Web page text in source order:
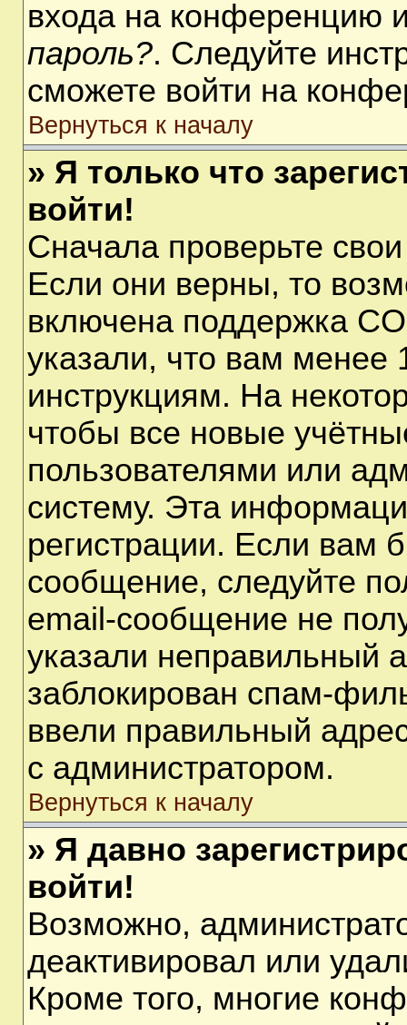
входа на конференцию
пароль?. Следуйте
сможете войти на
Вернуться к началу
» Я только что
войти!
Сначала проверьте
Если они верны, то
включена поддержка
указали, что вам менее
инструкциям. На
чтобы все новые
пользователями или
систему. Эта
регистрации. Если вам
сообщение, следуйте
email-сообщение не
указали неправильный
заблокирован спам-
ввели правильный
с администратором.
Вернуться к началу
» Я давно
войти!
Возможно,
деактивировал или
Кроме того, многие